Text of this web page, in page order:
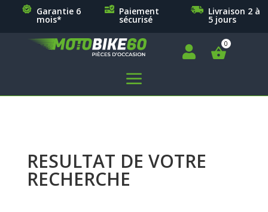
Garantie 6
mois*
Paiement
sécurisé
Livraison 2 à
5 jours

a
RESULTAT DE VOTRE
RECHERCHE